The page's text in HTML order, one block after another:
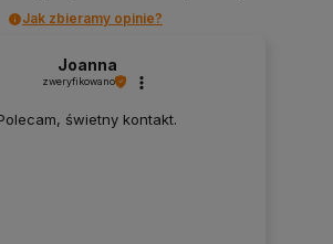
Jak zbieramy opinie?
Joanna
zweryfikowano
świetny kontakt.